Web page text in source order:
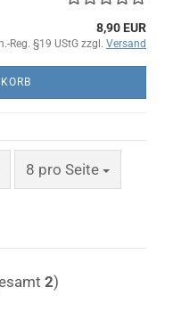
8,90 EUR
Reg. §19 UStG zzgl. Versand
8 pro Seite
pro Seite
2)